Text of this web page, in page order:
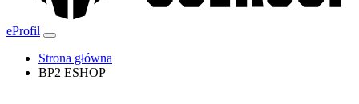
eProfil
Strona główna
BP2 ESHOP